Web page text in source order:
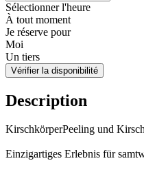
Sélectionner l'heure
À tout moment
Je réserve pour
Moi
Un tiers
Vérifier la disponibilité
Description
KirschkörperPeeling und
Einzigartiges Erlebnis für